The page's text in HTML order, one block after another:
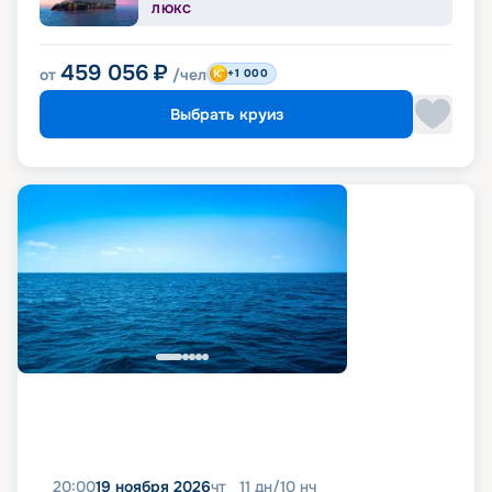
ЛЮКС
от 459 056 ₽ /чел +1 000
Выбрать круиз
20:0019 ноября 2026чт 11 дн/10 нч